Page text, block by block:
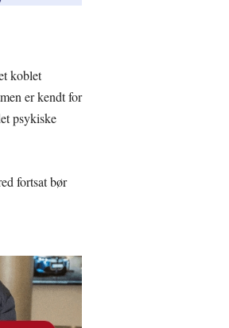
koblet
er kendt for
psykiske
fortsat bør